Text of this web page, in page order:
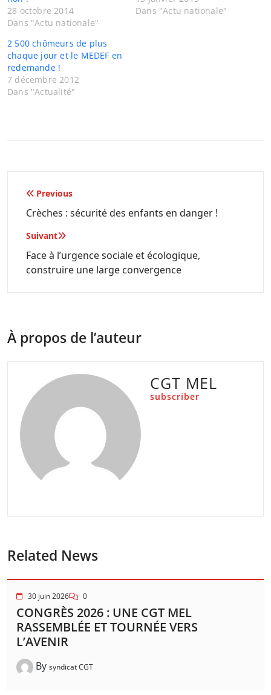
28 octobre 2014
Dans "Actu nationale"
Dans "Actu nationale"
2 500 chômeurs de plus
chaque jour et le MEDEF en
redemande !
7 décembre 2012
Dans "Actualité"
Navigation
de
l’article
Previous
Crèches : sécurité des enfants en danger !
Suivant
Face à l’urgence sociale et écologique,
construire une large convergence
À propos de l’auteur
CGT MEL
subscriber
Related News
30 juin 2026 0
CONGRÈS 2026 : UNE CGT MEL
RASSEMBLÉE ET TOURNÉE VERS
L’AVENIR
By syndicat CGT